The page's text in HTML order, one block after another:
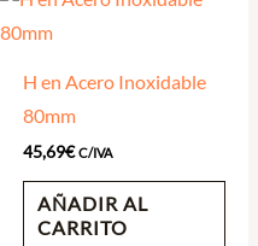
H en Acero Inoxidable
80mm
45,69€ C/IVA
AÑADIR AL
CARRITO